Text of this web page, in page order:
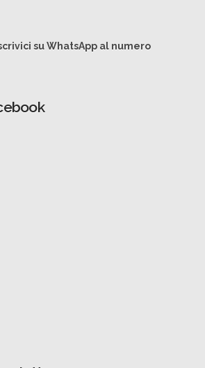
su WhatsApp al numero